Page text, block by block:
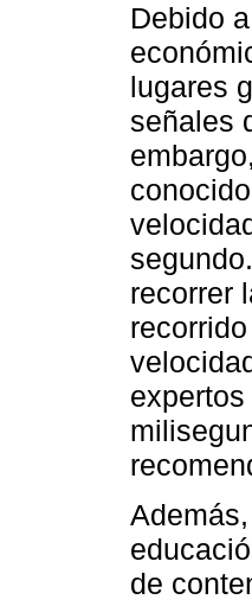
Debido
lugares
señales
recorrer
de